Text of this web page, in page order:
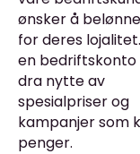
ønsker å
for deres
en bedriftskonto
dra nytte av
spesialpriser og
kampanjer som
penger.